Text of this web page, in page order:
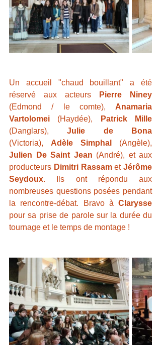
Un accueil "chaud bouillant" a été
réservé aux acteurs
(Edmond / le comte), Anamaria
Vartolomei (Haydée),
Patrick Mille
(Danglars), Julie de Bona
(Victoria), Adèle Simphal
Julien De Saint Jean (André), et aux
producteurs Dimitri Rassam et Jérôme
Seydoux. Ils ont répondu aux
nombreuses questions posées pendant
la rencontre-débat. Bravo à Clarysse
pour sa prise de parole sur la durée du
tournage et le temps de montage !